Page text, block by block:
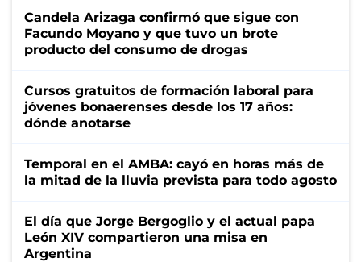
Candela Arizaga confirmó que sigue con
Facundo Moyano y que tuvo un brote
producto del consumo de drogas
Cursos gratuitos de formación laboral para
jóvenes bonaerenses desde los 17 años:
dónde anotarse
Temporal en el AMBA: cayó en horas más de
la mitad de la lluvia prevista para todo agosto
El día que Jorge Bergoglio y el actual papa
León XIV compartieron una misa en
Argentina